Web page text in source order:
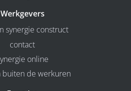
Werkgevers
synergie construct
contact
online
buiten de werkuren